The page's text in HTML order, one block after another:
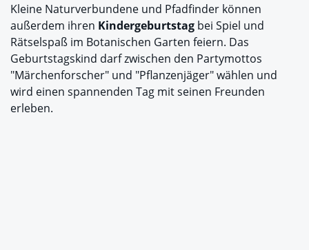
Kleine Naturverbundene und Pfadfinder können
außerdem ihren Kindergeburtstag bei Spiel und
Rätselspaß im Botanischen Garten feiern. Das
Geburtstagskind darf zwischen den Partymottos
"Märchenforscher" und "Pflanzenjäger" wählen und
wird einen spannenden Tag mit seinen Freunden
erleben.